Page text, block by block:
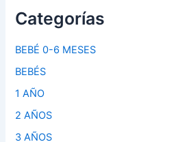
Categorías
BEBÉ 0-6 MESES
BEBÉS
1 AÑO
2 AÑOS
3 AÑOS